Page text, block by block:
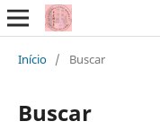
Início / Buscar
Buscar